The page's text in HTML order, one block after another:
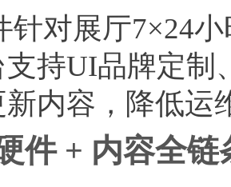
针对展厅7×24
持UI品牌定制
内容，降低运
件 + 内容全